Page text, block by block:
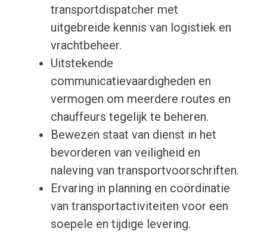
transportdispatcher met
uitgebreide kennis van logistiek en
vrachtbeheer.
Uitstekende
communicatievaardigheden en
vermogen om meerdere routes en
chauffeurs tegelijk te beheren.
Bewezen staat van dienst in het
bevorderen van veiligheid en
naleving van transportvoorschriften.
Ervaring in planning en coördinatie
van transportactiviteiten voor een
soepele en tijdige levering.